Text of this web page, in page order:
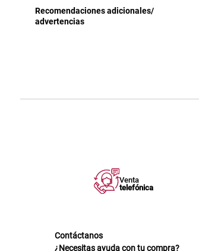
Recomendaciones adicionales/
advertencias
Venta
telefónica
Contáctanos
¿Necesitas ayuda con tu compra?